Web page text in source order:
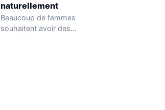
naturellement
Beaucoup de femmes
souhaitent avoir des